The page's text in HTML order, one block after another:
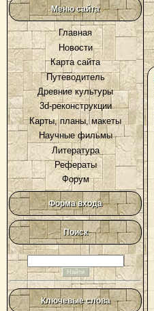
Меню сайта
Главная
Новости
Карта сайта
Путеводитель
Древние культуры
3d-реконструкции
Карты, планы, макеты
Научные фильмы
Литература
Рефераты
Форум
Форма входа
Поиск
Ключевые слова